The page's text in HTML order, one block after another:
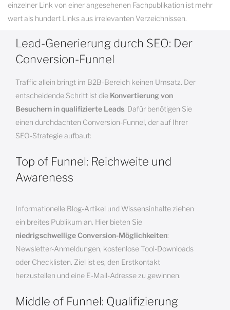
einzelner Link von einer angesehenen Fachpublikation ist mehr
wert als hundert Links aus irrelevanten Verzeichnissen.
Lead-Generierung durch SEO: Der
Conversion-Funnel
Traffic allein bringt im B2B-Bereich keinen Umsatz. Der
entscheidende Schritt ist die Konvertierung von
Besuchern in qualifizierte Leads. Dafür benötigen Sie
einen durchdachten Conversion-Funnel, der auf Ihrer
SEO-Strategie aufbaut:
Top of Funnel: Reichweite und
Awareness
Informationelle Blog-Artikel und Wissensinhalte ziehen
ein breites Publikum an. Hier bieten Sie
niedrigschwellige Conversion-Möglichkeiten:
Newsletter-Anmeldungen, kostenlose Tool-Downloads
oder Checklisten. Ziel ist es, den Erstkontakt
herzustellen und eine E-Mail-Adresse zu gewinnen.
Middle of Funnel: Qualifizierung